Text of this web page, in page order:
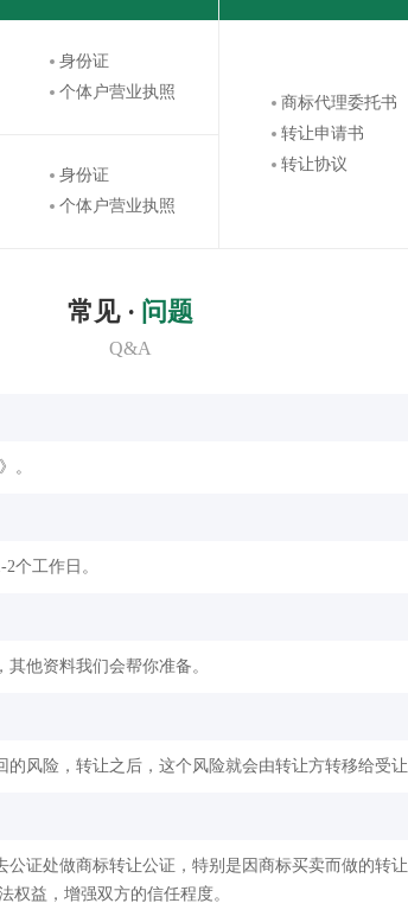
身份证
个体户营业执照
商标代理委托书
转让申请书
转让协议
身份证
个体户营业执照
常见 · 问题
Q&A
。
个工作日。
他资料我们会帮你准备。
风险，转让之后，这个风险就会由转让方转移给受让
证处做商标转让公证，特别是因商标买卖而做的转
权益，增强双方的信任程度。